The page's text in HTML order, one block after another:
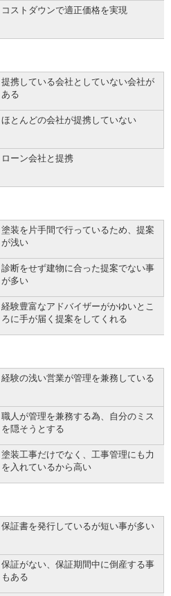
コストダウンで適正価格を実現
提携している会社としていない会社が
ある
ほとんどの会社が提携していない
ローン会社と提携
塗装を片手間で行っているため、提案
が浅い
診断をせず建物に合った提案でない事
が多い
経験豊富なアドバイザーがかゆいとこ
ろに手が届く提案をしてくれる
経験の浅い営業が管理を兼務している
職人が管理を兼務する為、自分のミス
を隠そうとする
塗装工事だけでなく、工事管理にも力
を入れているから高い
保証書を発行しているが短い事が多い
保証がない、保証期間中に倒産する事
もある